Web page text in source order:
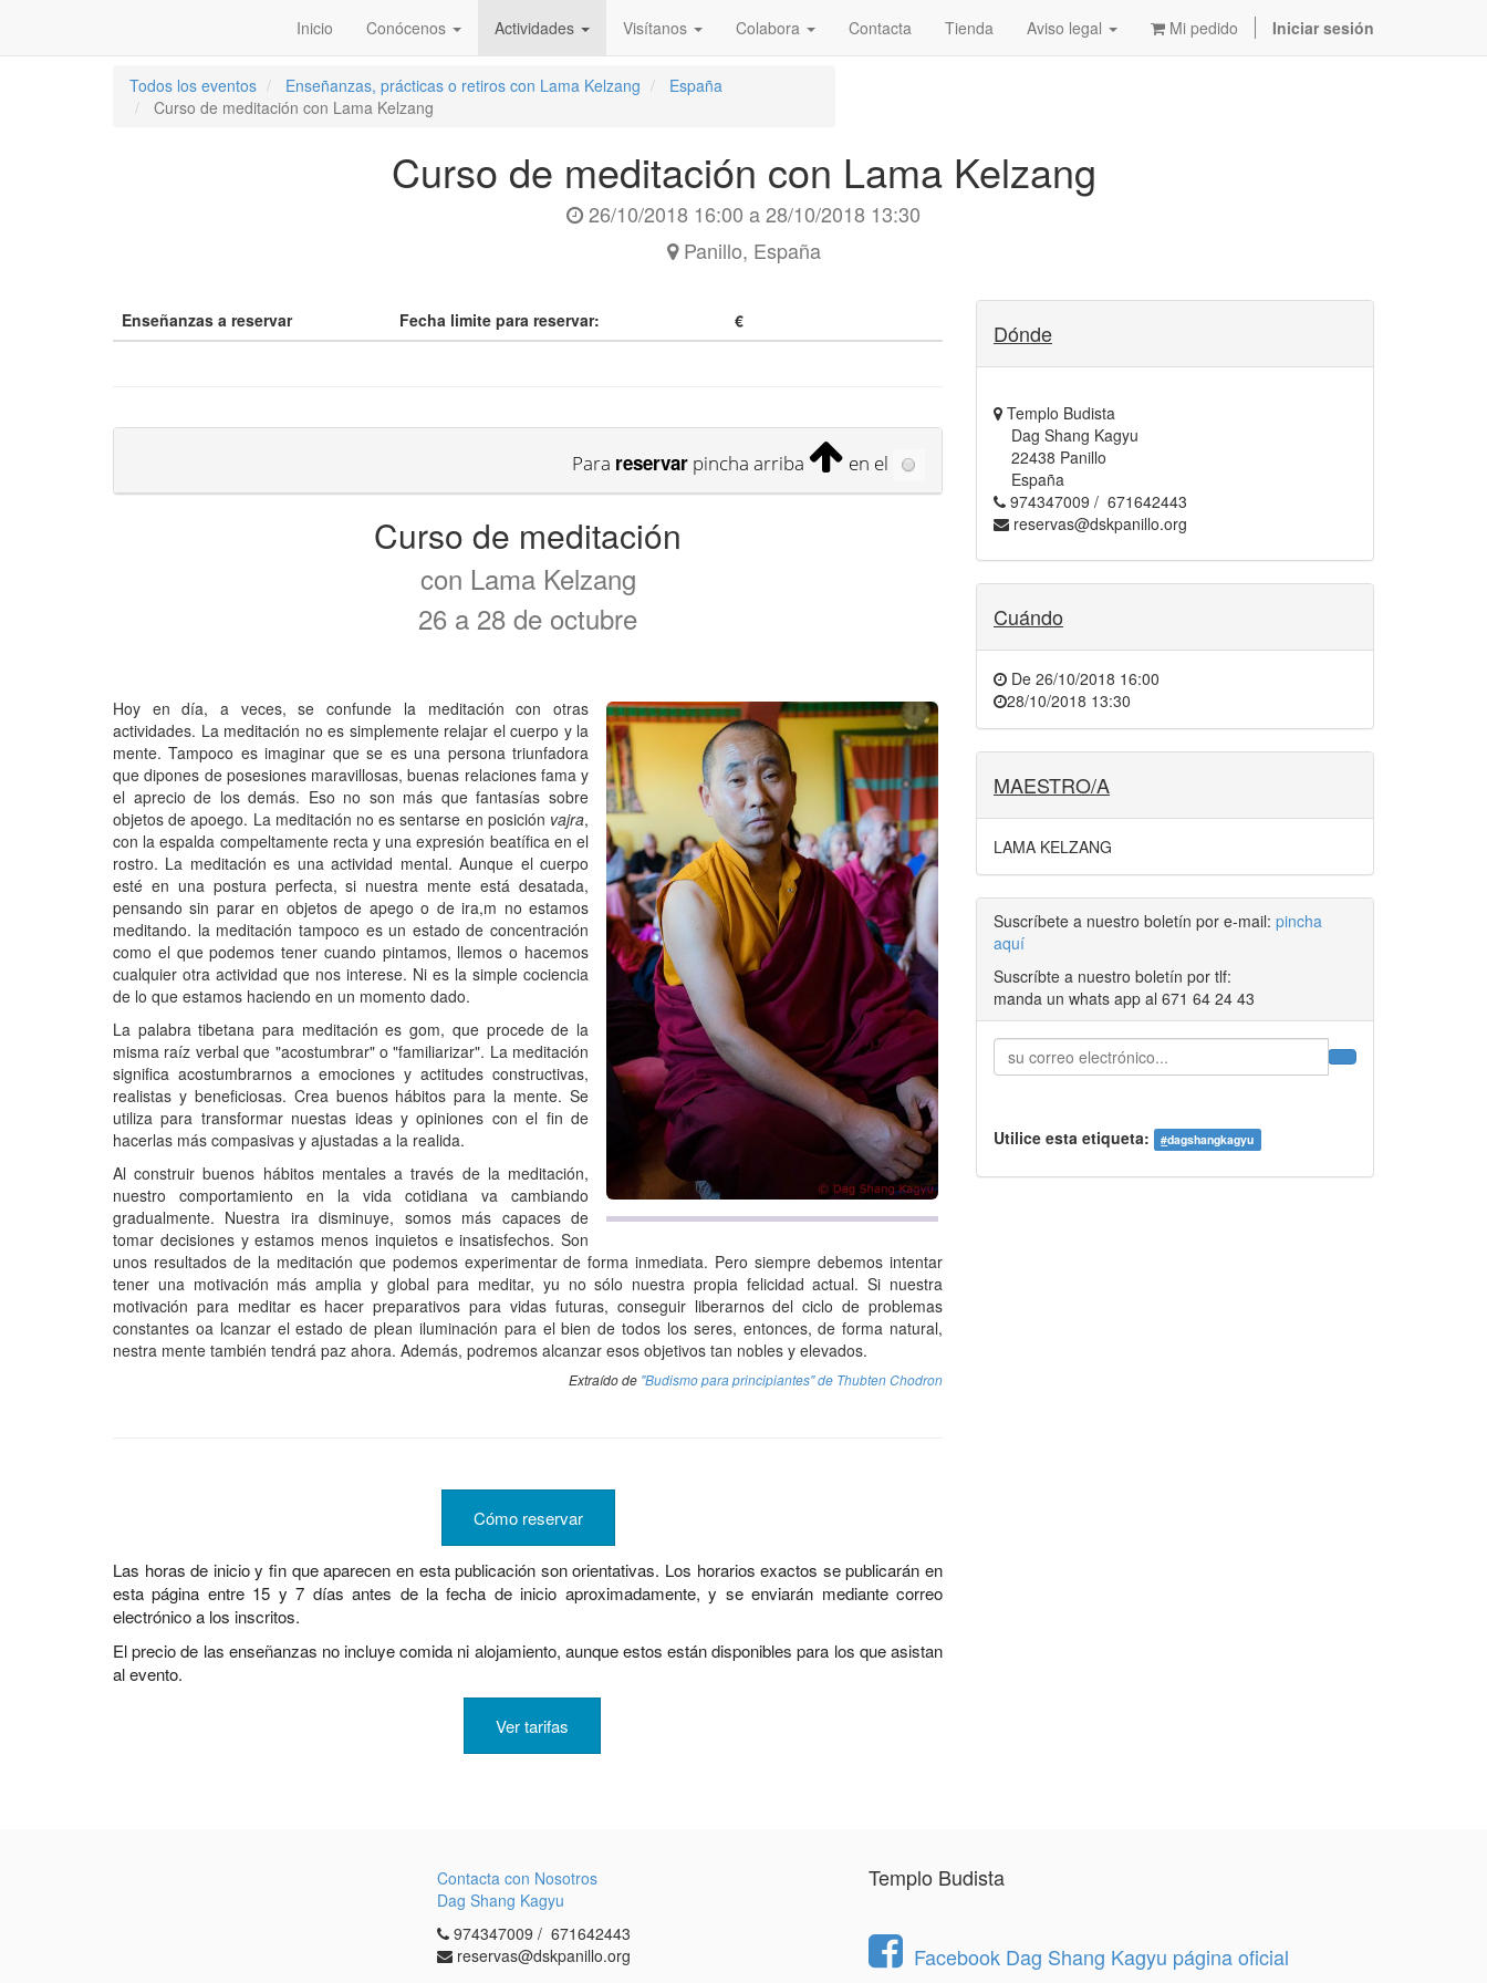
Inicio Conócenos Actividades Visítanos Colabora Contacta Tienda Aviso legal Mi pedido Iniciar sesión
Todos los eventos Enseñanzas, prácticas o retiros con Lama Kelzang
España
Curso de meditación con Lama Kelzang
Curso de meditación con Lama Kelzang
26/10/2018 16:00 a28/10/2018 13:30
Panillo, España
Enseñanzas a reservar Fecha limite para reservar: €
Para reservar pincha arriba en el
Curso de meditación
con Lama Kelzang
26 a 28 de octubre
Hoy en día, a veces, se confunde la meditación con otras
actividades. La meditación no es simplemente relajar el cuerpo y la
mente. Tampoco es imaginar que se es una persona triunfadora
que dipones de posesiones maravillosas, buenas relaciones fama y
el aprecio de los demás. Eso no son más que fantasías sobre
objetos de apoego. La meditación no es sentarse en posición vajra,
con la espalda compeltamente recta y una expresión beatífica en el
rostro. La meditación es una actividad mental. Aunque el cuerpo
esté en una postura perfecta, si nuestra mente está desatada,
pensando sin parar en objetos de apego o de ira,m no estamos
meditando. la meditación tampoco es un estado de concentración
como el que podemos tener cuando pintamos, llemos o hacemos
cualquier otra actividad que nos interese. Ni es la simple cociencia
de lo que estamos haciendo en un momento dado.
La palabra tibetana para meditación es gom, que procede de la
misma raíz verbal que "acostumbrar" o "familiarizar". La meditación
significa acostumbrarnos a emociones y actitudes constructivas,
realistas y beneficiosas. Crea buenos hábitos para la mente. Se
utiliza para transformar nuestas ideas y opiniones con el fin de
hacerlas más compasivas y ajustadas a la realida.
Al construir buenos hábitos mentales a través de la meditación,
nuestro comportamiento en la vida cotidiana va cambiando
gradualmente. Nuestra ira disminuye, somos más capaces de
tomar decisiones y estamos menos inquietos e insatisfechos. Son
unos resultados de la meditación que podemos experimentar de forma inmediata. Pero siempre debemos intentar
tener una motivación más amplia y global para meditar, yu no sólo nuestra propia felicidad actual. Si nuestra
motivación para meditar es hacer preparativos para vidas futuras, conseguir liberarnos del ciclo de problemas
constantes oa lcanzar el estado de plean iluminación para el bien de todos los seres, entonces, de forma natural,
nestra mente también tendrá paz ahora. Además, podremos alcanzar esos objetivos tan nobles y elevados.
Extraído de ​"Budismo para principiantes" de Thubten Chodron
Cómo reservar
Las horas de inicio y fin que aparecen en esta publicación son orientativas. Los horarios exactos se publicarán en
esta página entre 15 y 7 días antes de la fecha de inicio aproximadamente, y se enviarán mediante correo
electrónico a los inscritos.
El precio de las enseñanzas no incluye comida ni alojamiento, aunque estos están disponibles para los que asistan
al evento.
Ver tarifas
Dónde
Templo Budista
Dag Shang Kagyu
22438 Panillo
España
974347009 / 671642443
reservas@dskpanillo.org
Cuándo
De 26/10/2018 16:00
28/10/2018 13:30
MAESTRO/A
LAMA KELZANG
Suscríbete a nuestro boletín por e-mail: pincha
aquí
Suscríbte a nuestro boletín por tlf:
manda un whats app al 671 64 24 43
Utilice esta etiqueta: #dagshangkagyu
Contacta con Nosotros
Dag Shang Kagyu
974347009 / 671642443
reservas@dskpanillo.org
Templo Budista
Facebook Dag Shang Kagyu página oficial